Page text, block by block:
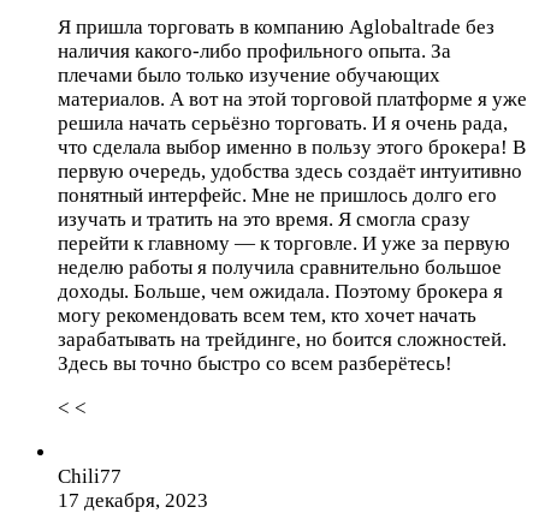
Я пришла торговать в компанию Aglobaltrade без
наличия какого-либо профильного опыта. За
плечами было только изучение обучающих
материалов. А вот на этой торговой платформе я уже
решила начать серьёзно торговать. И я очень рада,
что сделала выбор именно в пользу этого брокера! В
первую очередь, удобства здесь создаёт интуитивно
понятный интерфейс. Мне не пришлось долго его
изучать и тратить на это время. Я смогла сразу
перейти к главному — к торговле. И уже за первую
неделю работы я получила сравнительно большое
доходы. Больше, чем ожидала. Поэтому брокера я
могу рекомендовать всем тем, кто хочет начать
зарабатывать на трейдинге, но боится сложностей.
Здесь вы точно быстро со всем разберётесь!
< <
Chili77
17 декабря, 2023